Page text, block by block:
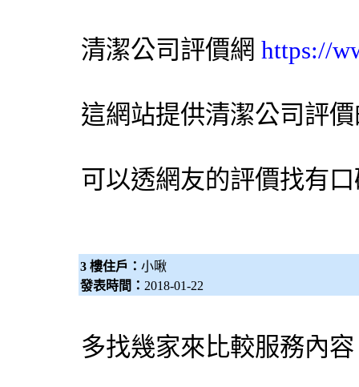
清潔公司評價網 https://
這網站提供清潔公司評
可以透網友的評價找有
3 樓住戶： 小啾
發表時間： 2018-01-22
多找幾家來比較服務內容